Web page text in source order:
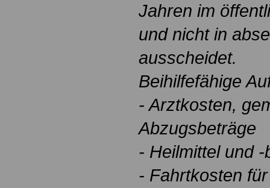
Jahren im
und nicht in
ausscheidet.
Beihilfefähige
- Arztkosten,
Abzugsbeträge
- Heilmittel und
- Fahrtkosten